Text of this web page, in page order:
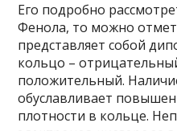
Его подробно
Фенола, то можно
представляет собой
кольцо –
положительный.
обуславливает
плотности в кольце.